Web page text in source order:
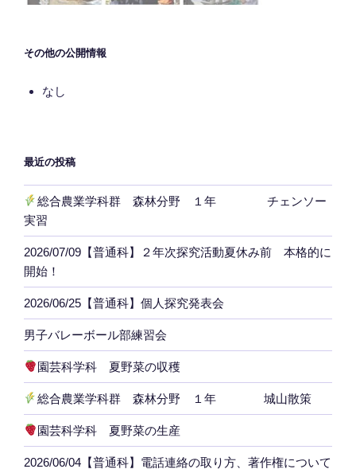
その他の公開情報
なし
最近の投稿
総合農業学科群 森林分野 １年 チェンソー
実習
2026/07/09【普通科】２年次探究活動夏休み前 本格的に
開始！
2026/06/25【普通科】個人探究発表会
男子バレーボール部練習会
園芸科学科 夏野菜の収穫
総合農業学科群 森林分野 １年 城山散策
園芸科学科 夏野菜の生産
2026/06/04【普通科】電話連絡の取り方、著作権について